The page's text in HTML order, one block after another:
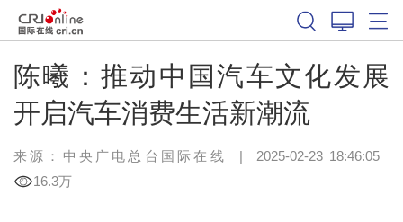
陈曦：推动中国汽车文化发展
开启汽车消费生活新潮流
来源：中央广电总台国际在线 | 2025-02-23 18:46:05
16.3万